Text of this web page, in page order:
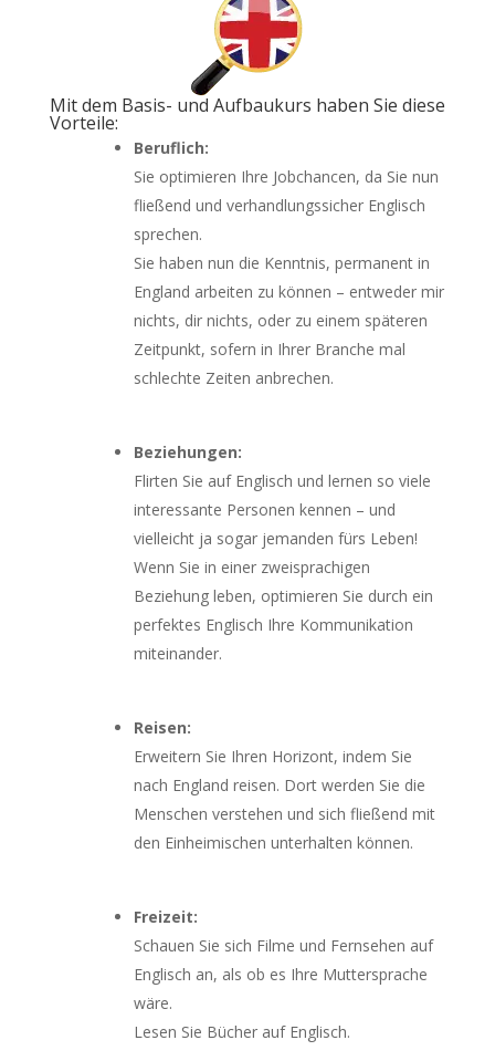
Mit dem Basis- und Aufbaukurs haben Sie diese
Vorteile:
Beruflich:
Sie optimieren Ihre Jobchancen, da Sie nun
fließend und verhandlungssicher Englisch
sprechen.
Sie haben nun die Kenntnis, permanent in
England arbeiten zu können – entweder mir
nichts, dir nichts, oder zu einem späteren
Zeitpunkt, sofern in Ihrer Branche mal
schlechte Zeiten anbrechen.
Beziehungen:
Flirten Sie auf Englisch und lernen so viele
interessante Personen kennen – und
vielleicht ja sogar jemanden fürs Leben!
Wenn Sie in einer zweisprachigen
Beziehung leben, optimieren Sie durch ein
perfektes Englisch Ihre Kommunikation
miteinander.
Reisen:
Erweitern Sie Ihren Horizont, indem Sie
nach England reisen. Dort werden Sie die
Menschen verstehen und sich fließend mit
den Einheimischen unterhalten können.
Freizeit:
Schauen Sie sich Filme und Fernsehen auf
Englisch an, als ob es Ihre Muttersprache
wäre.
Lesen Sie Bücher auf Englisch.